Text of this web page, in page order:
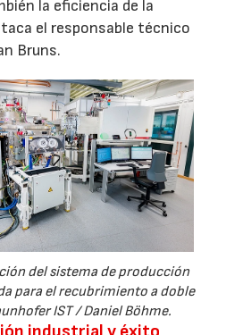
la eficiencia de la
el responsable técnico
Bruns.
del sistema de producción
para el recubrimiento a doble
IST / Daniel Böhme.